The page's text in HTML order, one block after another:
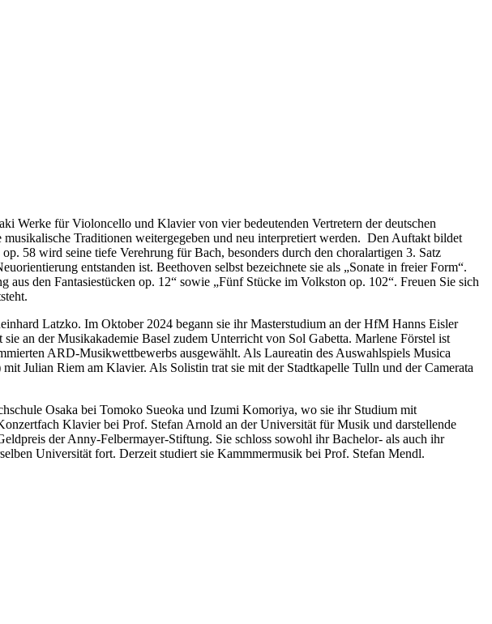
Werke für Violoncello und Klavier von vier bedeutenden Vertretern der deutschen
Traditionen weitergegeben und neu interpretiert werden. Den Auftakt bildet
58 wird seine tiefe Verehrung für Bach, besonders durch den choralartigen 3. Satz
entstanden ist. Beethoven selbst bezeichnete sie als „Sonate in freier Form“.
aus den Fantasiestücken op. 12“ sowie „Fünf Stücke im Volkston op. 102“. Freuen Sie sich
Latzko. Im Oktober 2024 begann sie ihr Masterstudium an der HfM Hanns Eisler
an der Musikakademie Basel zudem Unterricht von Sol Gabetta. Marlene Förstel ist
ARD-Musikwettbewerbs ausgewählt. Als Laureatin des Auswahlspiels Musica
Julian Riem am Klavier. Als Solistin trat sie mit der Stadtkapelle Tulln und der Camerata
Osaka bei Tomoko Sueoka und Izumi Komoriya, wo sie ihr Studium mit
Klavier bei Prof. Stefan Arnold an der Universität für Musik und darstellende
der Anny-Felbermayer-Stiftung. Sie schloss sowohl ihr Bachelor- als auch ihr
Universität fort. Derzeit studiert sie Kammmermusik bei Prof. Stefan Mendl.